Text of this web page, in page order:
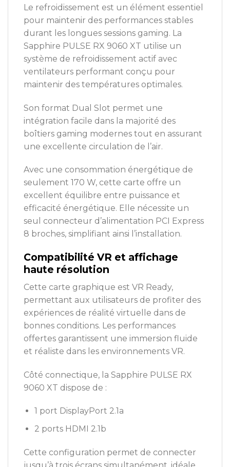
Le refroidissement est un élément essentiel
pour maintenir des performances stables
durant les longues sessions gaming. La
Sapphire PULSE RX 9060 XT utilise un
système de refroidissement actif avec
ventilateurs performant conçu pour
maintenir des températures optimales.
Son format Dual Slot permet une
intégration facile dans la majorité des
boîtiers gaming modernes tout en assurant
une excellente circulation de l’air.
Avec une consommation énergétique de
seulement 170 W, cette carte offre un
excellent équilibre entre puissance et
efficacité énergétique. Elle nécessite un
seul connecteur d’alimentation PCI Express
8 broches, simplifiant ainsi l’installation.
Compatibilité VR et affichage
haute résolution
Cette carte graphique est VR Ready,
permettant aux utilisateurs de profiter des
expériences de réalité virtuelle dans de
bonnes conditions. Les performances
offertes garantissent une immersion fluide
et réaliste dans les environnements VR.
Côté connectique, la Sapphire PULSE RX
9060 XT dispose de :
1 port DisplayPort 2.1a
2 ports HDMI 2.1b
Cette configuration permet de connecter